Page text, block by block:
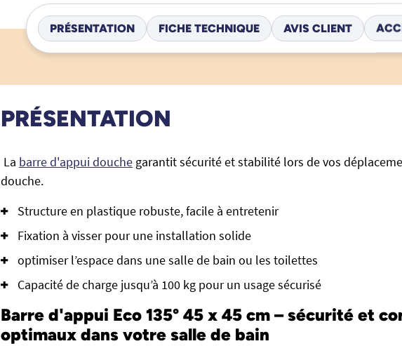
PRÉSENTATION FICHE TECHNIQUE AVIS CLIENT
PRÉSENTATION
La barre d'appui douche garantit sécurité et stabilité lors de vos
douche.
Structure en plastique robuste, facile à entretenir
Fixation à visser pour une installation solide
optimiser l’espace dans une salle de bain ou les toilettes
Capacité de charge jusqu’à 100 kg pour un usage sécurisé
Barre d'appui Eco 135° 45 x 45 cm – sécurité et
optimaux dans votre salle de bain